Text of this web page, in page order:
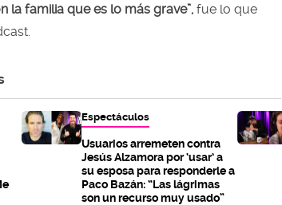
la familia que es lo más grave”, fue lo que
Espectáculos
Usuarios arremeten contra
Jesús Alzamora por ‘usar’ a
su esposa para responderle a
Paco Bazán: “Las lágrimas
son un recurso muy usado”